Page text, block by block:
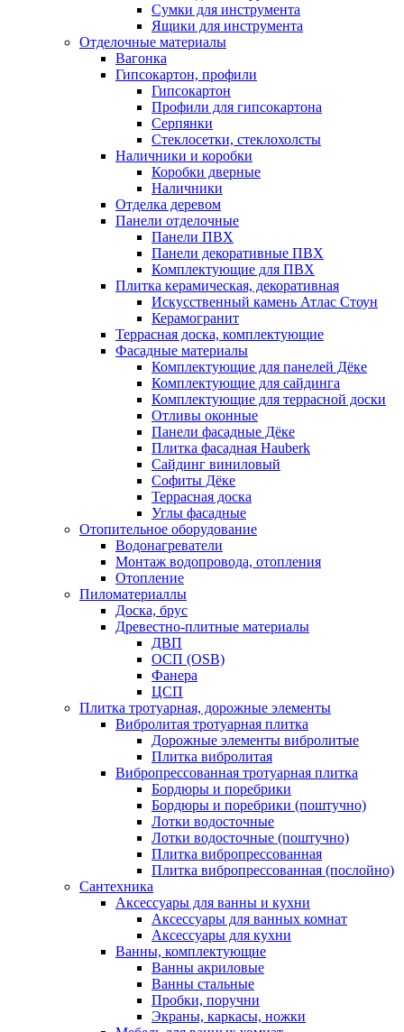
Сумки для инструмента
Ящики для инструмента
Отделочные материалы
Вагонка
Гипсокартон, профили
Гипсокартон
Профили для гипсокартона
Серпянки
Стеклосетки, стеклохолсты
Наличники и коробки
Коробки дверные
Наличники
Отделка деревом
Панели отделочные
Панели ПВХ
Панели декоративные ПВХ
Комплектующие для ПВХ
Плитка керамическая, декоративная
Искусственный камень Атлас Стоун
Керамогранит
Террасная доска, комплектующие
Фасадные материалы
Комплектующие для панелей Дёке
Комплектующие для сайдинга
Комплектующие для террасной доски
Отливы оконные
Панели фасадные Дёке
Плитка фасадная Hauberk
Сайдинг виниловый
Софиты Дёке
Террасная доска
Углы фасадные
Отопительное оборудование
Водонагреватели
Монтаж водопровода, отопления
Отопление
Пиломатериаллы
Доска, брус
Древестно-плитные материалы
ДВП
ОСП (OSB)
Фанера
ЦСП
Плитка тротуарная, дорожные элементы
Вибролитая тротуарная плитка
Дорожные элементы вибролитые
Плитка вибролитая
Вибропрессованная тротуарная плитка
Бордюры и поребрики
Бордюры и поребрики (поштучно)
Лотки водосточные
Лотки водосточные (поштучно)
Плитка вибропрессованная
Плитка вибропрессованная (послойно)
Сантехника
Аксессуары для ванны и кухни
Аксессуары для ванных комнат
Аксессуары для кухни
Ванны, комплектующие
Ванны акриловые
Ванны стальные
Пробки, поручни
Экраны, каркасы, ножки